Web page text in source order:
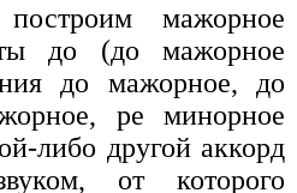
мажорное
до (до мажорное
до мажорное, до
ре минорное
либо другой аккорд
от которого